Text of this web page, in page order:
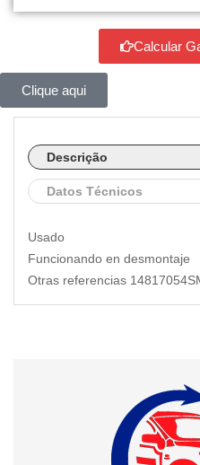
Calcular
Clique aqui
Descrição
Datos Técnicos
Usado
Funcionando en desmontaje
Otras referencias